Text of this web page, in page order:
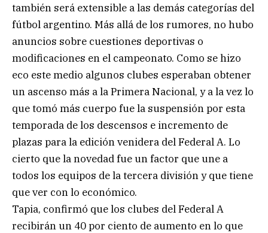
también será extensible a las demás categorías del
fútbol argentino. Más allá de los rumores, no hubo
anuncios sobre cuestiones deportivas o
modificaciones en el campeonato. Como se hizo
eco este medio algunos clubes esperaban obtener
un ascenso más a la Primera Nacional, y a la vez lo
que tomó más cuerpo fue la suspensión por esta
temporada de los descensos e incremento de
plazas para la edición venidera del Federal A. Lo
cierto que la novedad fue un factor que une a
todos los equipos de la tercera división y que tiene
que ver con lo económico.
Tapia, confirmó que los clubes del Federal A
recibirán un 40 por ciento de aumento en lo que